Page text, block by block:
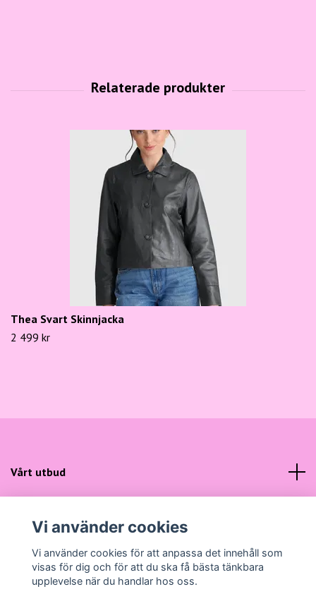
Thea Svart Skinnjacka
2 499 kr
Vårt utbud
Sociala medier
Vi använder cookies
Vi använder cookies för att anpassa det innehåll som
visas för dig och för att du ska få bästa tänkbara
upplevelse när du handlar hos oss.